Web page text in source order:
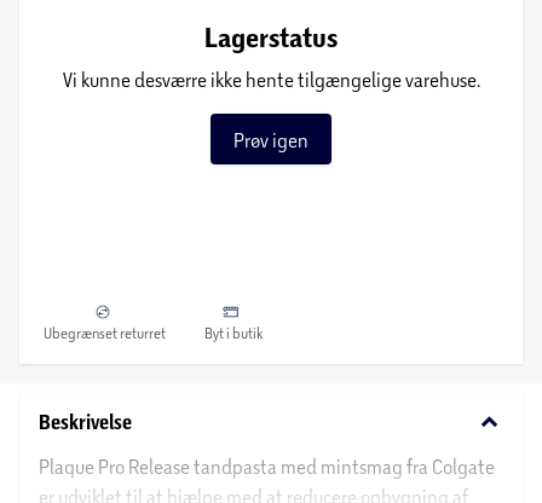
Lagerstatus
Vi kunne desværre ikke hente tilgængelige varehuse.
Prøv igen
Ubegrænset returret Byt i butik
Beskrivelse keyboard_arrow_down
Plaque Pro Release tandpasta med mintsmag fra Colgate
er udviklet til at hjælpe med at reducere opbygning af